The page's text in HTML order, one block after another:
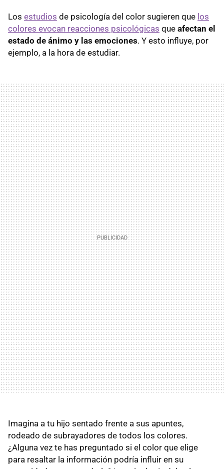
Los estudios de psicología del color sugieren que los
colores evocan reacciones psicológicas que afectan el
estado de ánimo y las emociones. Y esto influye, por
ejemplo, a la hora de estudiar.
Imagina a tu hijo sentado frente a sus apuntes,
rodeado de subrayadores de todos los colores.
¿Alguna vez te has preguntado si el color que elige
para resaltar la información podría influir en su